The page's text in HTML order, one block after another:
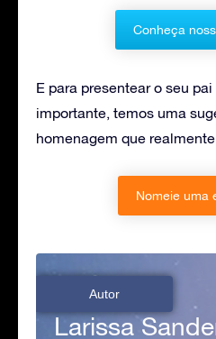
Conheça
E para presentear o seu
importante, temos uma
homenagem que
Nomeie uma
Autor
Larissa